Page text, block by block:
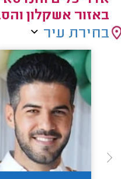
באזור אשקלון
בחירת עיר